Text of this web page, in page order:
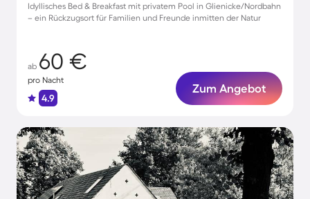
Idyllisches Bed & Breakfast mit privatem Pool in Glienicke/Nordbahn
– ein Rückzugsort für Familien und Freunde inmitten der Natur
ab 60 €
pro Nacht
4.9
Zum Angebot